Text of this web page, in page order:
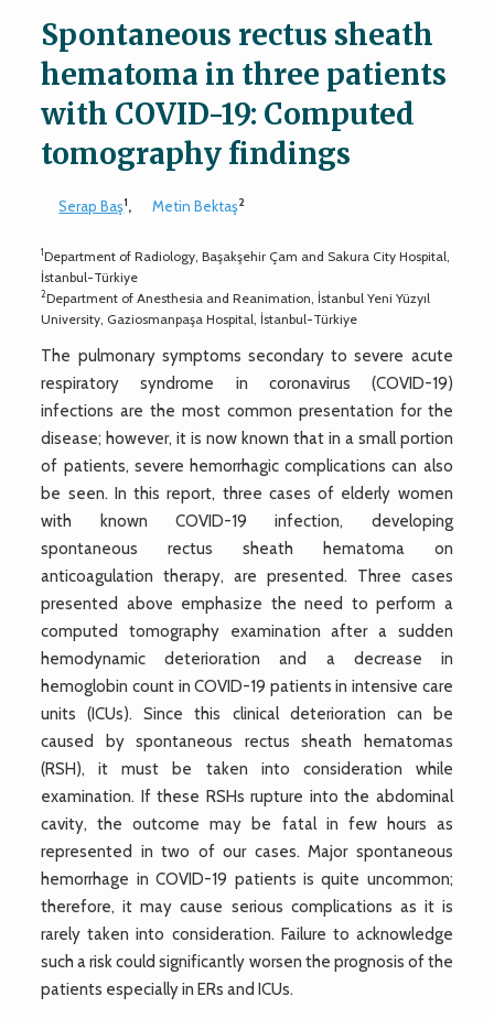
Spontaneous rectus sheath
hematoma in three patients
with COVID-19: Computed
tomography findings
Serap Baş1, Metin Bektaş2
1Department of Radiology, Başakşehir Çam and Sakura City Hospital,
İstanbul-Türkiye
2Department of Anesthesia and Reanimation, İstanbul Yeni Yüzyıl
University, Gaziosmanpaşa Hospital, İstanbul-Türkiye
The pulmonary symptoms secondary to severe acute
respiratory syndrome in coronavirus (COVID-19)
infections are the most common presentation for the
disease; however, it is now known that in a small portion
of patients, severe hemorrhagic complications can also
be seen. In this report, three cases of elderly women
with known COVID-19 infection, developing
spontaneous rectus sheath hematoma on
anticoagulation therapy, are presented. Three cases
presented above emphasize the need to perform a
computed tomography examination after a sudden
hemodynamic deterioration and a decrease in
hemoglobin count in COVID-19 patients in intensive care
units (ICUs). Since this clinical deterioration can be
caused by spontaneous rectus sheath hematomas
(RSH), it must be taken into consideration while
examination. If these RSHs rupture into the abdominal
cavity, the outcome may be fatal in few hours as
represented in two of our cases. Major spontaneous
hemorrhage in COVID-19 patients is quite uncommon;
therefore, it may cause serious complications as it is
rarely taken into consideration. Failure to acknowledge
such a risk could significantly worsen the prognosis of the
patients especially in ERs and ICUs.